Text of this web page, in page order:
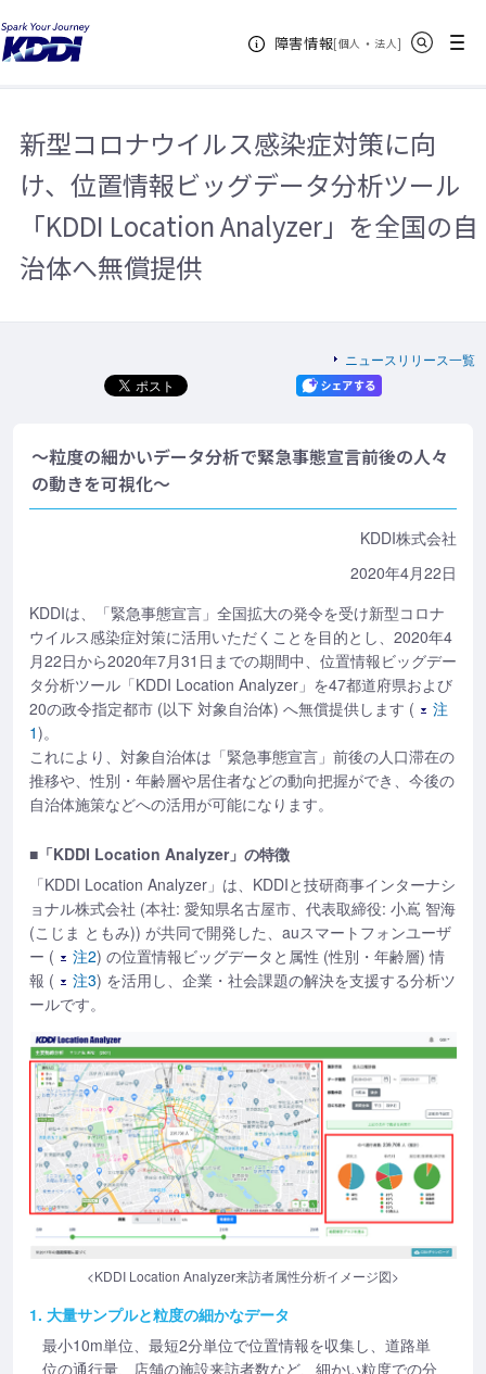
障害情報[個人 ・ 法人新規ウィンドウ
]
メニュー
KDDIホーム
コロナウイルス感染症対策に向け、位置情報ビッグデータ分析ツール「KDDI
Location Analyzer」を全国の自治体へ無償提供
新型コロナウイルス感染症対策に向
け、位置情報ビッグデータ分析ツール
「KDDI Location Analyzer」を全国の自
治体へ無償提供
ニュースリリース一覧
～粒度の細かいデータ分析で緊急事態宣言前後の人々
の動きを可視化～
KDDI株式会社
2020年4月22日
KDDIは、「緊急事態宣言」全国拡大の発令を受け新型コロナ
ウイルス感染症対策に活用いただくことを目的とし、2020年4
月22日から2020年7月31日までの期間中、位置情報ビッグデー
タ分析ツール「KDDI Location Analyzer」を47都道府県および
20の政令指定都市 (以下 対象自治体) へ無償提供します (
注
1)。
これにより、対象自治体は「緊急事態宣言」前後の人口滞在の
推移や、性別・年齢層や居住者などの動向把握ができ、今後の
自治体施策などへの活用が可能になります。
■「KDDI Location Analyzer」の特徴
「KDDI Location Analyzer」は、KDDIと技研商事インターナシ
ョナル株式会社 (本社: 愛知県名古屋市、代表取締役: 小嶌 智海
(こじま ともみ)) が共同で開発した、auスマートフォンユーザ
ー (
注2) の位置情報ビッグデータと属性 (性別・年齢層) 情
報 (
注3) を活用し、企業・社会課題の解決を支援する分析ツ
ールです。
<KDDI Location Analyzer来訪者属性分析イメージ図>
1. 大量サンプルと粒度の細かなデータ
最小10m単位、最短2分単位で位置情報を収集し、道路単
位の通行量、店舗の施設来訪者数など、細かい粒度での分